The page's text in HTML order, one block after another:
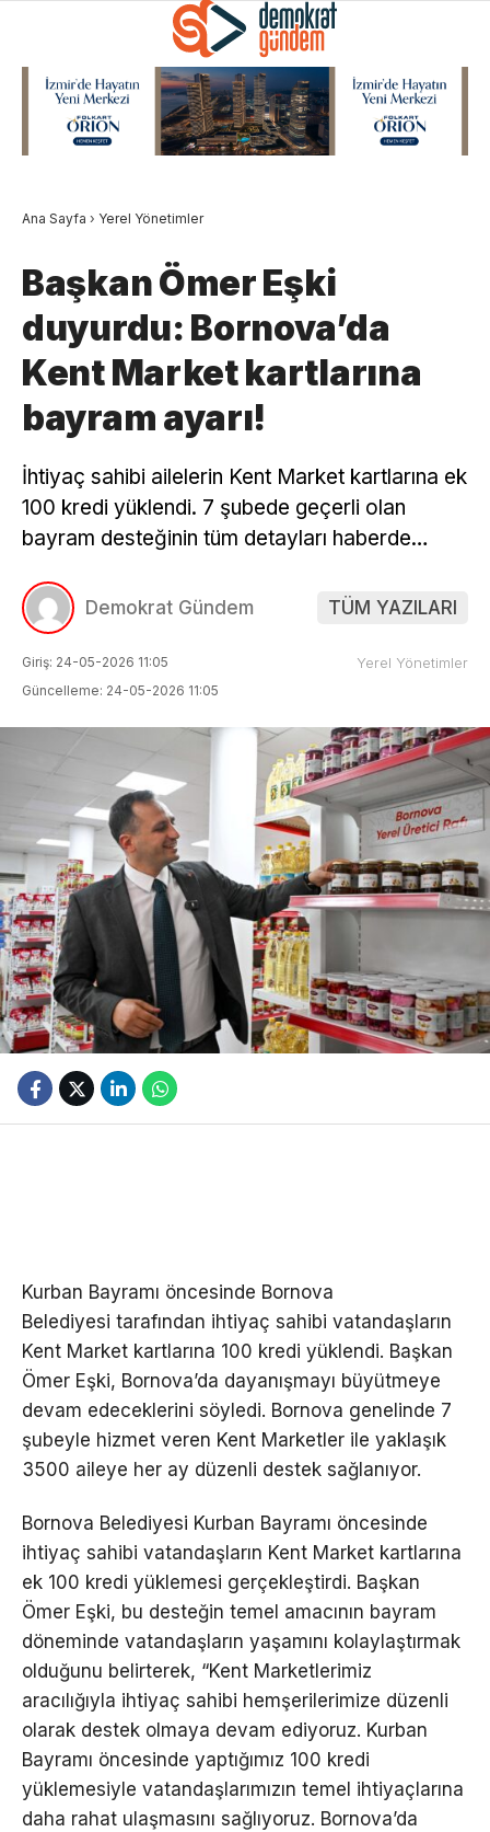
Ana Sayfa › Yerel Yönetimler
Başkan Ömer Eşki
duyurdu: Bornova’da
Kent Market kartlarına
bayram ayarı!
İhtiyaç sahibi ailelerin Kent Market kartlarına ek
100 kredi yüklendi. 7 şubede geçerli olan
bayram desteğinin tüm detayları haberde…
Demokrat Gündem TÜM YAZILARI
Giriş: 24-05-2026 11:05
Güncelleme: 24-05-2026 11:05
Yerel Yönetimler
Kurban Bayramı öncesinde Bornova
Belediyesi tarafından ihtiyaç sahibi vatandaşların
Kent Market kartlarına 100 kredi yüklendi. Başkan
Ömer Eşki, Bornova’da dayanışmayı büyütmeye
devam edeceklerini söyledi. Bornova genelinde 7
şubeyle hizmet veren Kent Marketler ile yaklaşık
3500 aileye her ay düzenli destek sağlanıyor.
Bornova Belediyesi Kurban Bayramı öncesinde
ihtiyaç sahibi vatandaşların Kent Market kartlarına
ek 100 kredi yüklemesi gerçekleştirdi. Başkan
Ömer Eşki, bu desteğin temel amacının bayram
döneminde vatandaşların yaşamını kolaylaştırmak
olduğunu belirterek, “Kent Marketlerimiz
aracılığıyla ihtiyaç sahibi hemşerilerimize düzenli
olarak destek olmaya devam ediyoruz. Kurban
Bayramı öncesinde yaptığımız 100 kredi
yüklemesiyle vatandaşlarımızın temel ihtiyaçlarına
daha rahat ulaşmasını sağlıyoruz. Bornova’da